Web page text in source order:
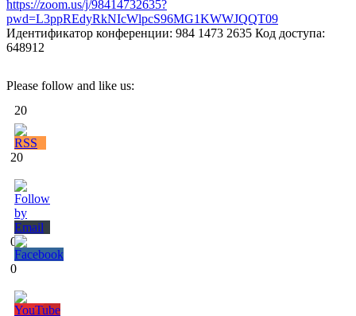
https://zoom.us/j/98414732635?
pwd=L3ppREdyRkNIcWlpcS96MG1KWWJQQT09
Идентификатор конференции: 984 1473 2635 Код доступа:
648912
Please follow and like us:
20
20
0
0